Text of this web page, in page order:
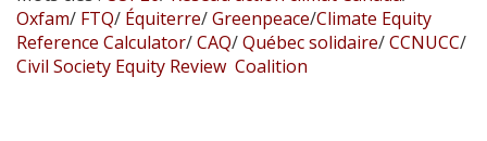
Oxfam/ FTQ/ Équiterre/Greenpeace/Climate Equity
Reference Calculator/CAQ/Québec solidaire/CCNUCC/
Civil Society Equity Review Coalition